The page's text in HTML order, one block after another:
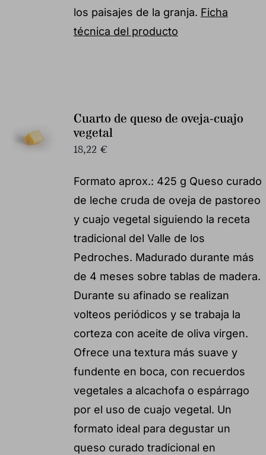
los paisajes de la granja. Ficha
técnica del producto
Cuarto de queso de oveja-cuajo
vegetal
18,22 €
Formato aprox.: 425 g Queso curado
de leche cruda de oveja de pastoreo
y cuajo vegetal siguiendo la receta
tradicional del Valle de los
Pedroches. Madurado durante más
de 4 meses sobre tablas de madera.
Durante su afinado se realizan
volteos periódicos y se trabaja la
corteza con aceite de oliva virgen.
Ofrece una textura más suave y
fundente en boca, con recuerdos
vegetales a alcachofa o espárrago
por el uso de cuajo vegetal. Un
formato ideal para degustar un
queso curado tradicional en